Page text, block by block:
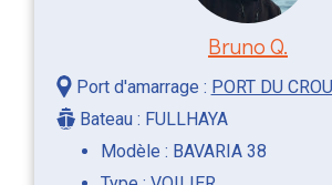
Bruno Q.
Port d'amarrage : PORT DU
Bateau : FULLHAYA
Modèle : BAVARIA 38